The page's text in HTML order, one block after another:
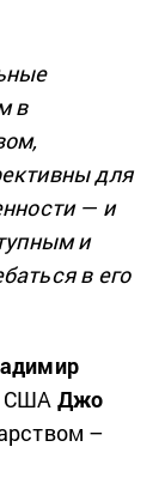
в
для
— и
и
в его
США Джо
–